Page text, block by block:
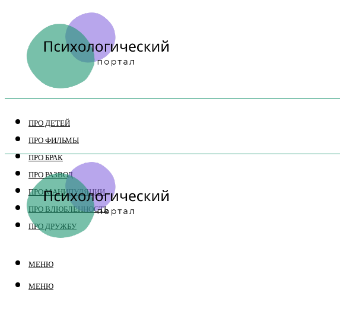
ПРО ДЕТЕЙ
ПРО ФИЛЬМЫ
ПРО БРАК
ПРО РАЗВОД
ПРО МАНИПУЛЯЦИИ
ПРО ВЛЮБЛЕННОСТЬ
ПРО ДРУЖБУ
МЕНЮ
МЕНЮ